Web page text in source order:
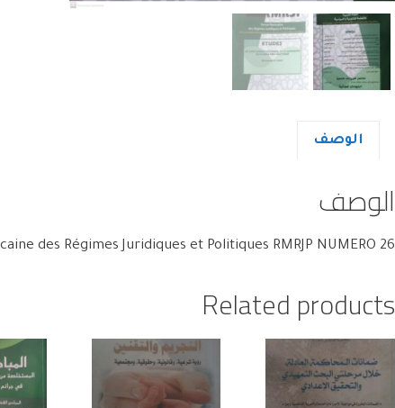
الوصف
الوصف
des Régimes Juridiques et Politiques RMRJP NUMERO 26
Related products